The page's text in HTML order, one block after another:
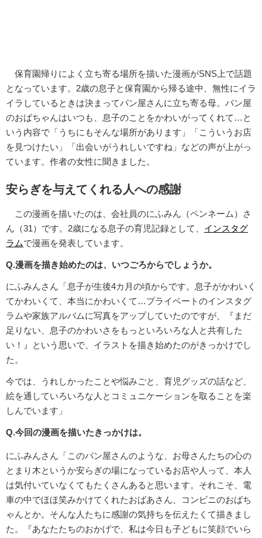
保育園帰りによく立ち寄る場所を描いた漫画がSNS上で話題
となっています。2歳の息子と保育園から帰る途中、無性にイラ
イラしているときは決まってパン屋さんに立ち寄る母。パン屋
のおばちゃんはいつも、息子のことをかわいがってくれて…と
いう内容で「うちにもそんな場所があります」「こういうお店
を見つけたい」「出会いがうれしいですね」などの声が上がっ
ています。作者の女性に聞きました。
安らぎを与えてくれる人への感謝
この漫画を描いたのは、会社員のにふみん（ペンネーム）さ
ん（31）です。2歳になる息子の育児記録として、 インスタグ
ラムで漫画を発表しています。
Q.漫画を描き始めたのは、いつごろからでしょうか。
にふみんさん「息子が生後4カ月の頃からです。息子がかわいく
てかわいくて、本当にかわいくて…プライベートのインスタグ
ラムや家族アルバムに写真をアップしていたのですが、『まだ
足りない、息子のかわいさをもっといろいろな人と共有した
い！』という思いで、イラストを描き始めたのがきっかけでし
た。
今では、うれしかったことや悩みごと、育児グッズの話など、
絵を通していろいろな人とコミュニケーションを取ることを楽
しんでいます」
Q.今回の漫画を描いたきっかけは。
にふみんさん「このパン屋さんのような、お母さんたちの心の
とまり木というか安らぎの場になっているお店や人って、本人
は気付いていなくてもたくさんあると思います。それこそ、電
車の中でほほ笑みかけてくれたおばあさん、コンビニのおばち
ゃんとか。そんな人たちに感謝の気持ちを伝えたくて描きまし
た。『あなたたちのおかげで、私は今日も子どもに笑顔でいら